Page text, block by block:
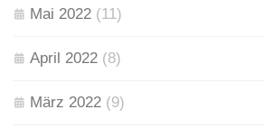
Mai 2022 (11)
April 2022 (8)
März 2022 (9)